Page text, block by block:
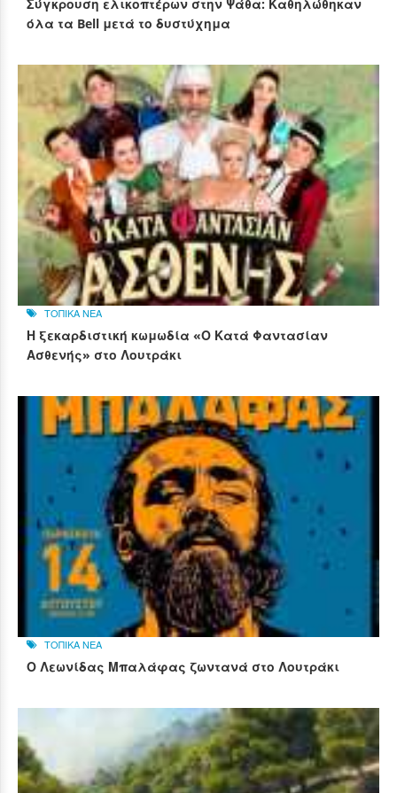
Σύγκρουση ελικοπτέρων στην Ψάθα: Καθηλώθηκαν
όλα τα Bell μετά το δυστύχημα
ΤΟΠΙΚΑ ΝΕΑ
Η ξεκαρδιστική κωμωδία «Ο Κατά Φαντασίαν
Ασθενής» στο Λουτράκι
ΤΟΠΙΚΑ ΝΕΑ
Ο Λεωνίδας Μπαλάφας ζωντανά στο Λουτράκι